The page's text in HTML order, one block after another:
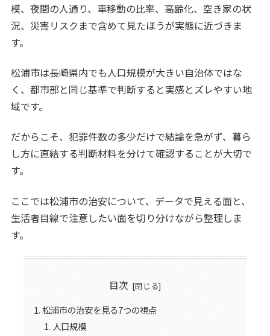
模、夜間の人通り、車移動の比率、高齢化、空き家の状
況、災害リスクまで含めて見たほうが実態に近づきま
す。
松浦市は長崎県内でも人口規模が大きい自治体ではな
く、都市部と同じ基準で判断すると実感とズレやすい地
域です。
だからこそ、犯罪件数の多少だけで結論を急がず、暮ら
し方に直結する判断材料を分けて確認することが大切で
す。
ここでは松浦市の治安について、データで見える面と、
生活者目線で注意したい面を切り分けながら整理しま
す。
目次
松浦市の治安を見る7つの視点
人口規模